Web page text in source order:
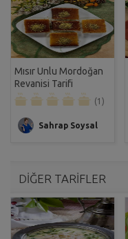
Mısır Unlu Mordoğan
Revanisi Tarifi
(1)
Sahrap Soysal
DİĞER TARİFLER